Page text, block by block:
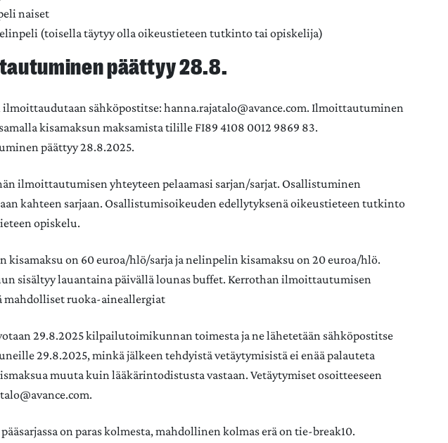
naiset
(toisella täytyy olla oikeustieteen tutkinto tai opiskelija)
päättyy 28.8.
sähköpostitse: hanna.rajatalo@avance.com. Ilmoittautuminen
kisamaksun maksamista tilille FI89 4108 0012 9869 83.
päättyy 28.8.2025.
ilmoittautumisen yhteyteen pelaamasi sarjan/sarjat. Osallistuminen
kahteen sarjaan. Osallistumisoikeuden edellytyksenä oikeustieteen tutkinto
opiskelu.
kisamaksu on 60 euroa/hlö/sarja ja nelinpelin kisamaksu on 20 euroa/hlö.
sisältyy lauantaina päivällä lounas buffet. Kerrothan ilmoittautumisen
mahdolliset ruoka-aineallergiat
29.8.2025 kilpailutoimikunnan toimesta ja ne lähetetään sähköpostitse
29.8.2025, minkä jälkeen tehdyistä vetäytymisistä ei enää palauteta
muuta kuin lääkärintodistusta vastaan. Vetäytymiset osoitteeseen
on paras kolmesta, mahdollinen kolmas erä on tie-break10.